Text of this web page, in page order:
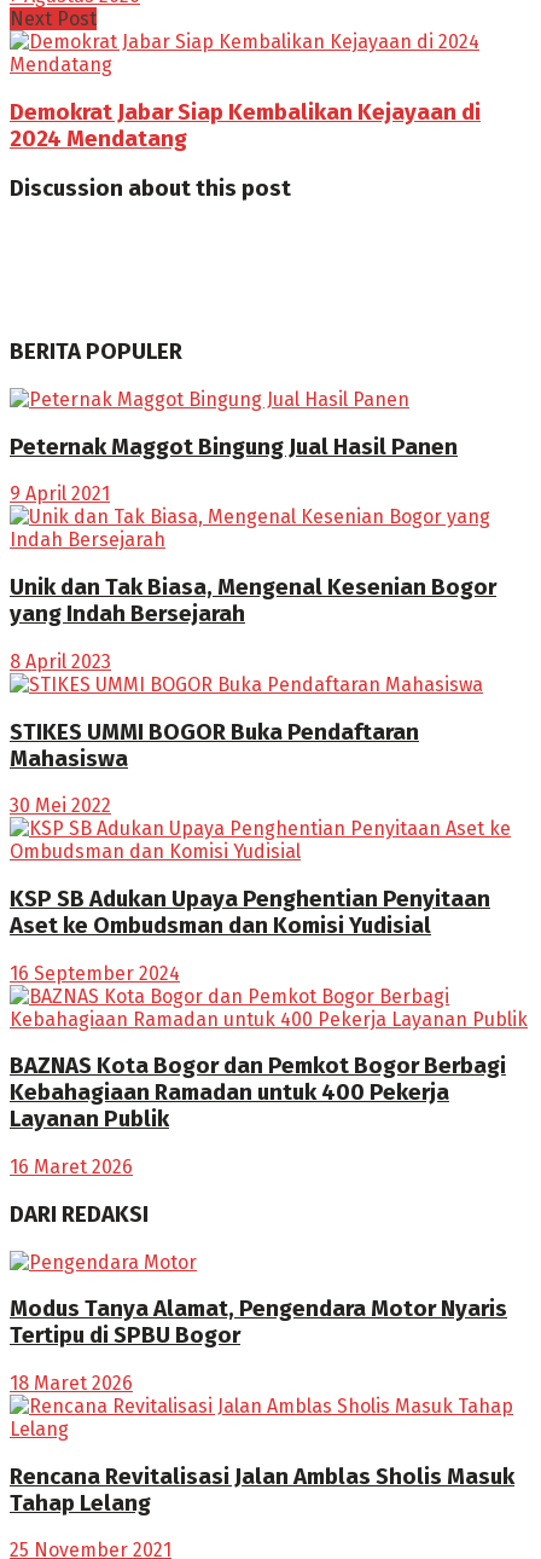
Next Post
Demokrat Jabar Siap Kembalikan Kejayaan di
2024 Mendatang
Discussion about this post
BERITA POPULER
Peternak Maggot Bingung Jual Hasil Panen
9 April 2021
Unik dan Tak Biasa, Mengenal Kesenian Bogor
yang Indah Bersejarah
8 April 2023
STIKES UMMI BOGOR Buka Pendaftaran
Mahasiswa
30 Mei 2022
KSP SB Adukan Upaya Penghentian Penyitaan
Aset ke Ombudsman dan Komisi Yudisial
16 September 2024
BAZNAS Kota Bogor dan Pemkot Bogor Berbagi
Kebahagiaan Ramadan untuk 400 Pekerja
Layanan Publik
16 Maret 2026
DARI REDAKSI
Modus Tanya Alamat, Pengendara Motor Nyaris
Tertipu di SPBU Bogor
18 Maret 2026
Rencana Revitalisasi Jalan Amblas Sholis Masuk
Tahap Lelang
25 November 2021